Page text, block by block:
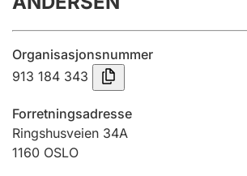
Innsending og forsinkelsesgebyr
Tinglysing
Jeger
Betaling og jegeravgiftskort
Organisasjonsnummer
913 184 343
Forretningsadresse
Ringshusveien 34A
1160 OSLO